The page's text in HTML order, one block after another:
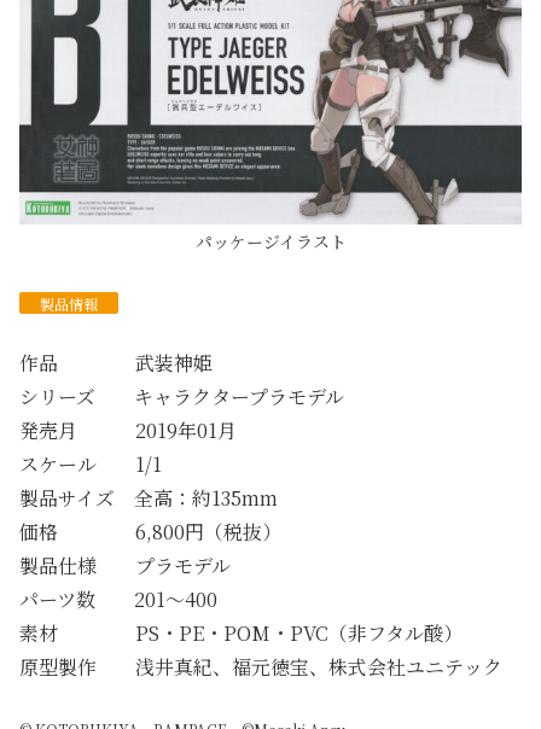
パッケージイラスト
製品情報
作品 武装神姫
シリーズ キャラクタープラモデル
発売月 2019年01月
スケール 1/1
製品サイズ 全高：約135mm
価格 6,800円（税抜）
製品仕様 プラモデル
パーツ数 201～400
素材 PS・PE・POM・PVC（非フタル酸）
原型製作 浅井真紀、福元徳宝、株式会社ユニテック